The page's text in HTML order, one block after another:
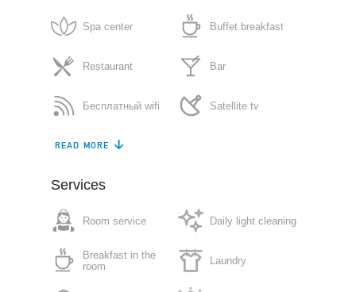
Spa center Buffet breakfast
Restaurant Bar
Бесплатный wifi Satellite tv
Air conditioning
Safe box
Free parking in plot Sun terrace
Roof garden Lift
READ MORE
Services
Room service
Breakfast in the
room
Daily light cleaning
Laundry